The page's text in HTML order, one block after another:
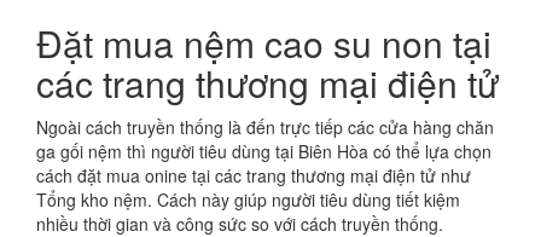
Đặt mua nệm cao su non tại
các trang thương mại điện tử
Ngoài cách truyền thống là đến trực tiếp các cửa hàng chăn
ga gối nệm thì người tiêu dùng tại Biên Hòa có thể lựa chọn
cách đặt mua onine tại các trang thương mại điện tử như
Tổng kho nệm. Cách này giúp người tiêu dùng tiết kiệm
nhiều thời gian và công sức so với cách truyền thống.